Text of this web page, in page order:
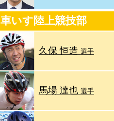
車いす陸上競技部
久保 恒造 選手
馬場 達也 選手